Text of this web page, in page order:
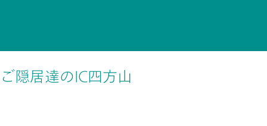
隠居達のIC四方山